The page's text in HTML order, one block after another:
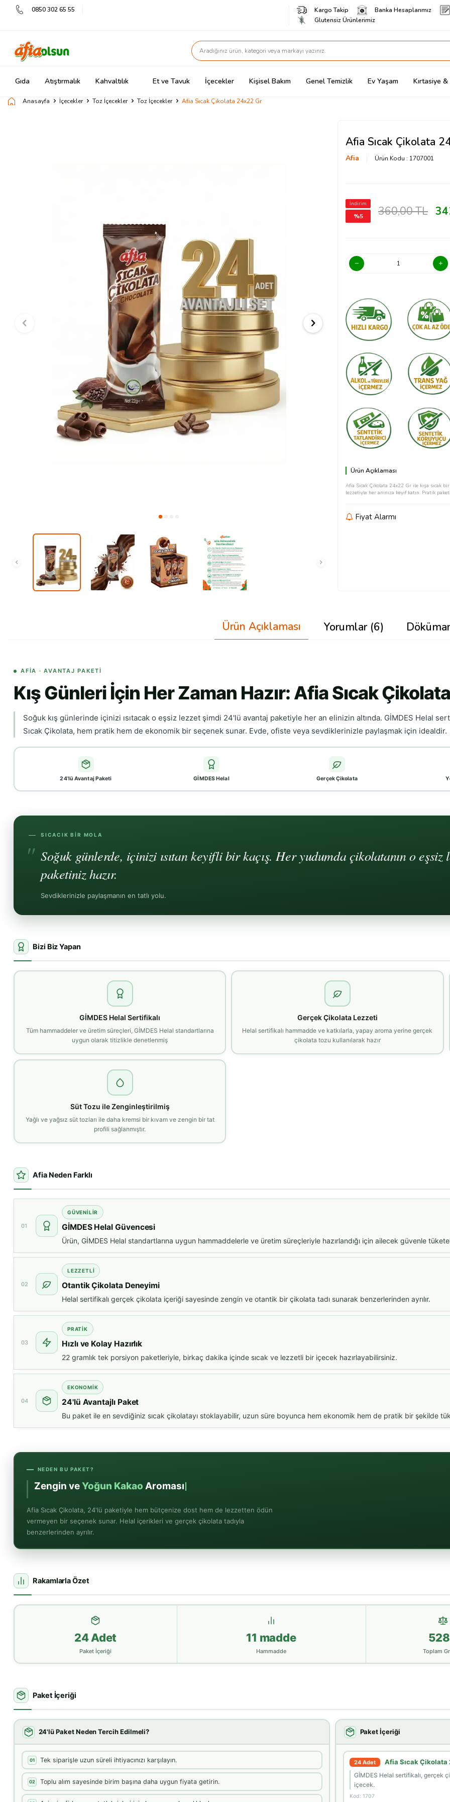
0850 302 65 55 Kargo Takip Banka Hesaplarımız
Glutensiz Ürünlerimiz
Gıda Atıştırmalık Kahvaltılık Et ve Tavuk İçecekler Kişisel Bakım Genel Temizlik Ev Yaşam Kırtasiye
Anasayfa İçecekler Toz İçecekler Toz İçecekler Afia Sıcak Çikolata 24x22 Gr
Afia Sıcak Çikolata
Afia Ürün Kodu : 1707001
İndirim
%5 360,00TL
Ürün Açıklaması
Afia Sıcak Çikolata 24x22 Gr ile kışa sıcak
lezzetiyle her anınıza keyif katın. Pratik
Fiyat Alarmı
Ürün Açıklaması Yorumlar (6)
AFIA · AVANTAJ PAKETI
Kış Günleri İçin Her Zaman Hazır: Afia Sıcak
Soğuk kış günlerinde içinizi ısıtacak o eşsiz lezzet şimdi 24'lü avantaj paketiyle her an elinizin altında. GİMDES Helal
Sıcak Çikolata, hem pratik hem de ekonomik bir seçenek sunar. Evde, ofiste veya sevdiklerinizle paylaşmak için idealdir.
24'lü Avantaj Paketi GİMDES Helal Gerçek Çikolata
SICACIK BIR MOLA
Soğuk günlerde, içinizi ısıtan keyifli bir kaçış. Her yudumda çikolatanın o
paketiniz hazır.
Sevdiklerinizle paylaşmanın en tatlı yolu.
Bizi Biz Yapan
GİMDES Helal Sertifikalı
Tüm hammaddeler ve üretim süreçleri, GİMDES Helal standartlarına
uygun olarak titizlikle denetlenmiş
Gerçek Çikolata Lezzeti
Helal sertifikalı hammadde ve katkılarla, yapay aroma yerine gerçek
çikolata tozu kullanılarak hazır
Süt Tozu ile Zenginleştirilmiş
Yağlı ve yağsız süt tozları ile daha kremsi bir kıvam ve zengin bir tat
profili sağlanmıştır.
Afia Neden Farklı
01
GÜVENILIR
GİMDES Helal Güvencesi
Ürün, GİMDES Helal standartlarına uygun hammaddelerle ve üretim süreçleriyle hazırlandığı için ailecek güvenle
02
LEZZETLI
Otantik Çikolata Deneyimi
Helal sertifikalı gerçek çikolata içeriği sayesinde zengin ve otantik bir çikolata tadı sunarak benzerlerinden ayrılır.
03
PRATIK
Hızlı ve Kolay Hazırlık
22 gramlık tek porsiyon paketleriyle, birkaç dakika içinde sıcak ve lezzetli bir içecek hazırlayabilirsiniz.
04
EKONOMIK
24'lü Avantajlı Paket
Bu paket ile en sevdiğiniz sıcak çikolatayı stoklayabilir, uzun süre boyunca hem ekonomik hem de pratik bir şekilde
NEDEN BU PAKET?
Zengin veYoğun Kakao Aroması
Afia Sıcak Çikolata, 24'lü paketiyle hem bütçenize dost hem de lezzetten ödün
vermeyen bir seçenek sunar. Helal içerikleri ve gerçek çikolata tadıyla
benzerlerinden ayrılır.
Rakamlarla Özet
24 Adet
Paket İçeriği
11 madde
Hammadde Toplam
Paket İçeriği
24'lü Paket Neden Tercih Edilmeli?
01 Tek siparişle uzun süreli ihtiyacınızı karşılayın.
02 Toplu alım sayesinde birim başına daha uygun fiyata getirin.
Paket İçeriği
24 Adet Afia Sıcak Çikolata
GİMDES Helal sertifikalı, gerçek
içecek.
Kod: 1707